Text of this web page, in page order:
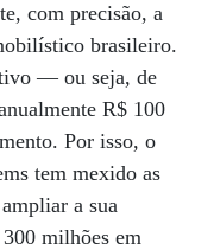
com precisão, a
brasileiro.
— ou seja, de
R$ 100
Por isso, o
tem mexido as
a sua
milhões em